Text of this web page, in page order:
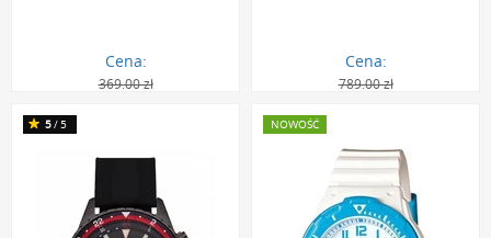
Cena:
369.00 zł
Cena:
789.00 zł
5/5 NOWOŚĆ